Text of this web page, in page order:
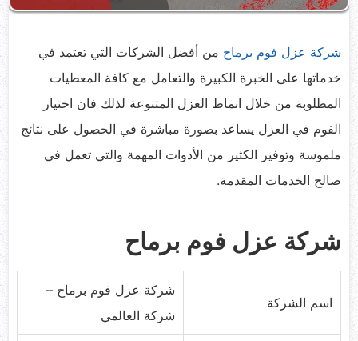
شركة عزل فوم برماح من أفضل الشركات التي تعتمد في
خدماتها على الخبرة الكبيرة والتعامل مع كافة المعطيات
المطلوبة من خلال انماط العزل المتنوعة لذلك فان اختيار
الفوم في العزل يساعد بصورة مباشرة في الحصول على نتائج
ملموسة وتوفير الكثير من الأدوات المهمة والتي تعمل في
صالح الخدمات المقدمة.
شركة عزل فوم برماح
اسم الشركة
شركة عزل فوم برماح –
شركة العالمي